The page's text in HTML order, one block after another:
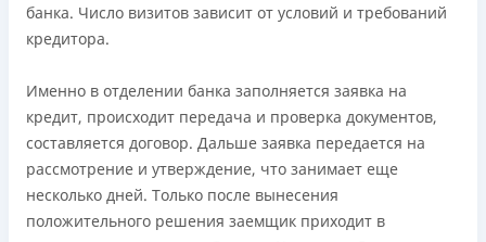
банка. Число визитов зависит от условий и требований
кредитора.
Именно в отделении банка заполняется заявка на
кредит, происходит передача и проверка документов,
составляется договор. Дальше заявка передается на
рассмотрение и утверждение, что занимает еще
несколько дней. Только после вынесения
положительного решения заемщик приходит в